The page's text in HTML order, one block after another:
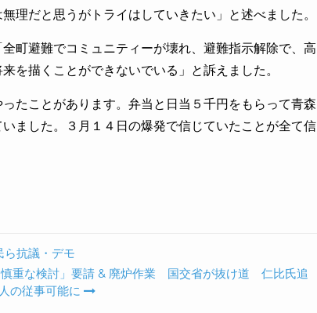
理だと思うがトライはしていきたい」と述べました。
町避難でコミュニティーが壊れ、避難指示解除で、高
を描くことができないでいる」と訴えました。
たことがあります。弁当と日当５千円をもらって青森
ました。３月１４日の爆発で信じていたことが全て信
抗議・デモ
重な検討」要請 & 廃炉作業 国交省が抜け道 仁比氏追
の従事可能に